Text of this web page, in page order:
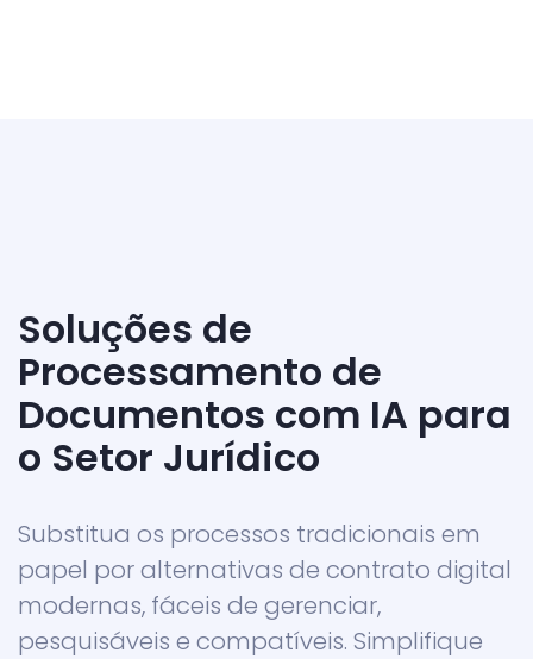
Soluções de
Processamento de
Documentos com IA para
o Setor Jurídico
Substitua os processos tradicionais em
papel por alternativas de contrato digital
modernas, fáceis de gerenciar,
pesquisáveis e compatíveis. Simplifique